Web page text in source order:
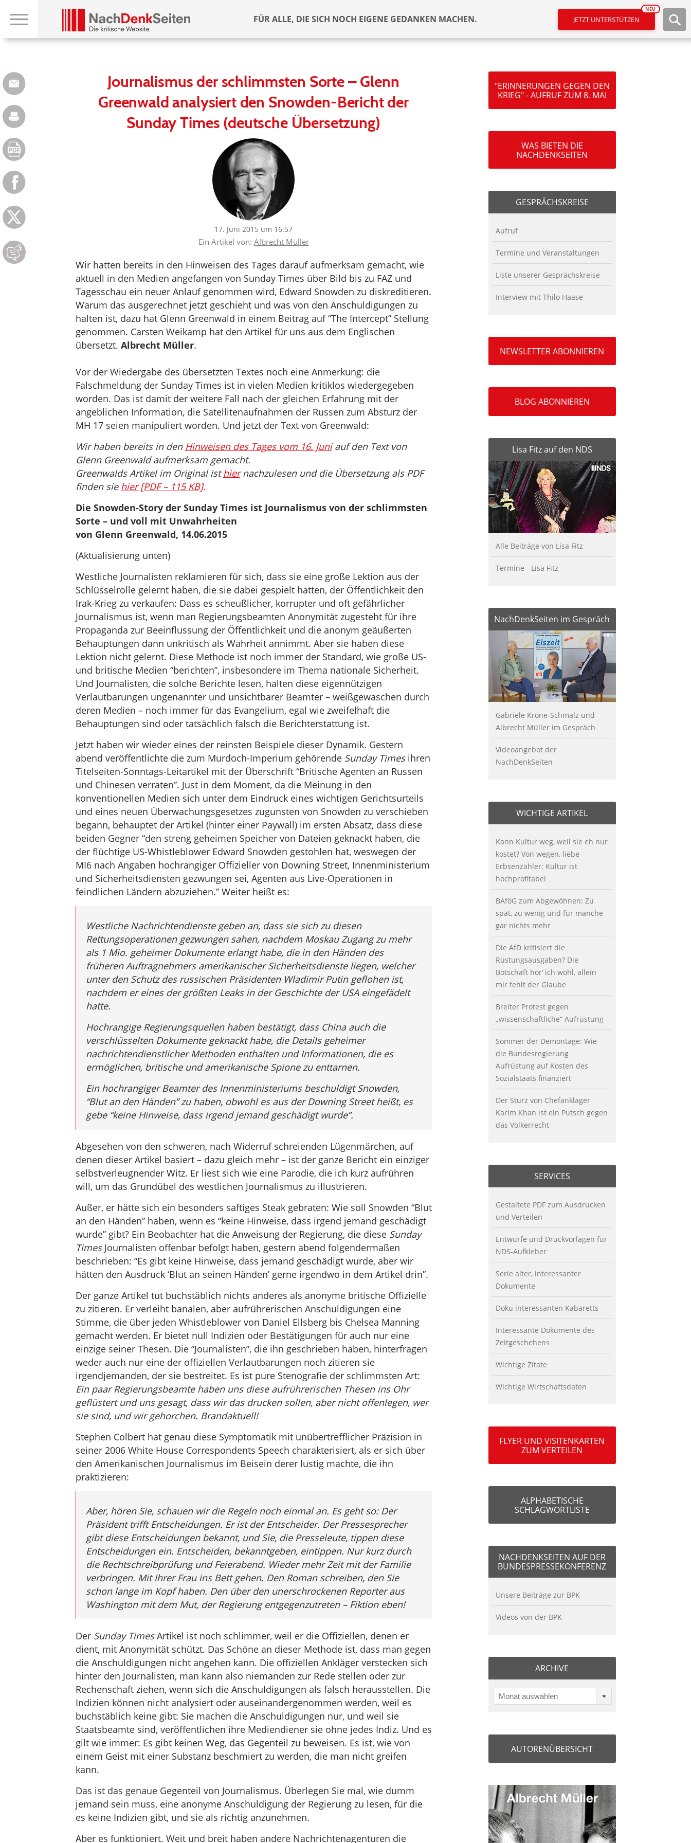
FÜR ALLE, DIE SICH NOCH EIGENE GEDANKEN MACHEN. JETZT UNTERSTÜTZEN
NEU
Journalismus der schlimmsten Sorte – Glenn
Greenwald analysiert den Snowden-Bericht der
Sunday Times (deutsche Übersetzung)
17. Juni 2015 um 16:57
Ein Artikel von: Albrecht Müller
Wir hatten bereits in den Hinweisen des Tages darauf aufmerksam gemacht, wie
aktuell in den Medien angefangen von Sunday Times über Bild bis zu FAZ und
Tagesschau ein neuer Anlauf genommen wird, Edward Snowden zu diskreditieren.
Warum das ausgerechnet jetzt geschieht und was von den Anschuldigungen zu
halten ist, dazu hat Glenn Greenwald in einem Beitrag auf “The Intercept” Stellung
genommen. Carsten Weikamp hat den Artikel für uns aus dem Englischen
übersetzt. Albrecht Müller.
Vor der Wiedergabe des übersetzten Textes noch eine Anmerkung: die
Falschmeldung der Sunday Times ist in vielen Medien kritiklos wiedergegeben
worden. Das ist damit der weitere Fall nach der gleichen Erfahrung mit der
angeblichen Information, die Satellitenaufnahmen der Russen zum Absturz der
MH 17 seien manipuliert worden. Und jetzt der Text von Greenwald:
Wir haben bereits in den Hinweisen des Tages vom 16. Juniauf den Text von
Glenn Greenwald aufmerksam gemacht.
Greenwalds Artikel im Original isthiernachzulesen und die Übersetzung als PDF
finden sie hier [PDF – 115 KB].
Die Snowden-Story der Sunday Times ist Journalismus von der schlimmsten
Sorte – und voll mit Unwahrheiten
von Glenn Greenwald, 14.06.2015
(Aktualisierung unten)
Westliche Journalisten reklamieren für sich, dass sie eine große Lektion aus der
Schlüsselrolle gelernt haben, die sie dabei gespielt hatten, der Öffentlichkeit den
Irak-Krieg zu verkaufen: Dass es scheußlicher, korrupter und oft gefährlicher
Journalismus ist, wenn man Regierungsbeamten Anonymität zugesteht für ihre
Propaganda zur Beeinflussung der Öffentlichkeit und die anonym geäußerten
Behauptungen dann unkritisch als Wahrheit annimmt. Aber sie haben diese
Lektion nicht gelernt. Diese Methode ist noch immer der Standard, wie große US-
und britische Medien “berichten”, insbesondere im Thema nationale Sicherheit.
Und Journalisten, die solche Berichte lesen, halten diese eigennützigen
Verlautbarungen ungenannter und unsichtbarer Beamter – weißgewaschen durch
deren Medien – noch immer für das Evangelium, egal wie zweifelhaft die
Behauptungen sind oder tatsächlich falsch die Berichterstattung ist.
Jetzt haben wir wieder eines der reinsten Beispiele dieser Dynamik. Gestern
abend veröffentlichte die zum Murdoch-Imperium gehörende Sunday Timesihren
Titelseiten-Sonntags-Leitartikel mit der Überschrift “Britische Agenten an Russen
und Chinesen verraten”. Just in dem Moment, da die Meinung in den
konventionellen Medien sich unter dem Eindruck eines wichtigen Gerichtsurteils
und eines neuen Überwachungsgesetzes zugunsten von Snowden zu verschieben
begann, behauptet der Artikel (hinter einer Paywall) im ersten Absatz, dass diese
beiden Gegner “den streng geheimen Speicher von Dateien geknackt haben, die
der flüchtige US-Whistleblower Edward Snowden gestohlen hat, weswegen der
MI6 nach Angaben hochrangiger Offizieller von Downing Street, Innenministerium
und Sicherheitsdiensten gezwungen sei, Agenten aus Live-Operationen in
feindlichen Ländern abzuziehen.” Weiter heißt es:
Westliche Nachrichtendienste geben an, dass sie sich zu diesen
Rettungsoperationen gezwungen sahen, nachdem Moskau Zugang zu mehr
als 1 Mio. geheimer Dokumente erlangt habe, die in den Händen des
früheren Auftragnehmers amerikanischer Sicherheitsdienste liegen, welcher
unter den Schutz des russischen Präsidenten Wladimir Putin geflohen ist,
nachdem er eines der größten Leaks in der Geschichte der USA eingefädelt
hatte.
Hochrangige Regierungsquellen haben bestätigt, dass China auch die
verschlüsselten Dokumente geknackt habe, die Details geheimer
nachrichtendienstlicher Methoden enthalten und Informationen, die es
ermöglichen, britische und amerikanische Spione zu enttarnen.
Ein hochrangiger Beamter des Innenministeriums beschuldigt Snowden,
“Blut an den Händen” zu haben, obwohl es aus der Downing Street heißt, es
gebe “keine Hinweise, dass irgend jemand geschädigt wurde”.
Abgesehen von den schweren, nach Widerruf schreienden Lügenmärchen, auf
denen dieser Artikel basiert – dazu gleich mehr – ist der ganze Bericht ein einziger
selbstverleugnender Witz. Er liest sich wie eine Parodie, die ich kurz aufrühren
will, um das Grundübel des westlichen Journalismus zu illustrieren.
Außer, er hätte sich ein besonders saftiges Steak gebraten: Wie soll Snowden “Blut
an den Händen” haben, wenn es “keine Hinweise, dass irgend jemand geschädigt
wurde” gibt? Ein Beobachter hat die Anweisung der Regierung, die diese Sunday
TimesJournalisten offenbar befolgt haben, gestern abend folgendermaßen
beschrieben: “Es gibt keine Hinweise, dass jemand geschädigt wurde, aber wir
hätten den Ausdruck ‘Blut an seinen Händen’ gerne irgendwo in dem Artikel drin”.
Der ganze Artikel tut buchstäblich nichts anderes als anonyme britische Offizielle
zu zitieren. Er verleiht banalen, aber aufrührerischen Anschuldigungen eine
Stimme, die über jeden Whistleblower von Daniel Ellsberg bis Chelsea Manning
gemacht werden. Er bietet null Indizien oder Bestätigungen für auch nur eine
einzige seiner Thesen. Die “Journalisten”, die ihn geschrieben haben, hinterfragen
weder auch nur eine der offiziellen Verlautbarungen noch zitieren sie
irgendjemanden, der sie bestreitet. Es ist pure Stenografie der schlimmsten Art:
Ein paar Regierungsbeamte haben uns diese aufrührerischen Thesen ins Ohr
geflüstert und uns gesagt, dass wir das drucken sollen, aber nicht offenlegen, wer
sie sind, und wir gehorchen. Brandaktuell!
Stephen Colbert hat genau diese Symptomatik mit unübertrefflicher Präzision in
seiner 2006 White House Correspondents Speech charakterisiert, als er sich über
den Amerikanischen Journalismus im Beisein derer lustig machte, die ihn
praktizieren:
Aber, hören Sie, schauen wir die Regeln noch einmal an. Es geht so: Der
Präsident trifft Entscheidungen. Er ist der Entscheider. Der Pressesprecher
gibt diese Entscheidungen bekannt, und Sie, die Presseleute, tippen diese
Entscheidungen ein. Entscheiden, bekanntgeben, eintippen. Nur kurz durch
die Rechtschreibprüfung und Feierabend. Wieder mehr Zeit mit der Familie
verbringen. Mit Ihrer Frau ins Bett gehen. Den Roman schreiben, den Sie
schon lange im Kopf haben. Den über den unerschrockenen Reporter aus
Washington mit dem Mut, der Regierung entgegenzutreten – Fiktion eben!
Der Sunday TimesArtikel ist noch schlimmer, weil er die Offiziellen, denen er
dient, mit Anonymität schützt. Das Schöne an dieser Methode ist, dass man gegen
die Anschuldigungen nicht angehen kann. Die offiziellen Ankläger verstecken sich
hinter den Journalisten, man kann also niemanden zur Rede stellen oder zur
Rechenschaft ziehen, wenn sich die Anschuldigungen als falsch herausstellen. Die
Indizien können nicht analysiert oder auseinandergenommen werden, weil es
buchstäblich keine gibt: Sie machen die Anschuldigungen nur, und weil sie
Staatsbeamte sind, veröffentlichen ihre Mediendiener sie ohne jedes Indiz. Und es
gilt wie immer: Es gibt keinen Weg, das Gegenteil zu beweisen. Es ist, wie von
einem Geist mit einer Substanz beschmiert zu werden, die man nicht greifen
kann.
Das ist das genaue Gegenteil von Journalismus. Überlegen Sie mal, wie dumm
jemand sein muss, eine anonyme Anschuldigung der Regierung zu lesen, für die
es keine Indizien gibt, und sie als richtig anzunehmen.
Aber es funktioniert. Weit und breit haben andere Nachrichtenagenturen die
"ERINNERUNGEN GEGEN DEN
KRIEG" - AUFRUF ZUM 8. MAI
WAS BIETEN DIE
NACHDENKSEITEN
GESPRÄCHSKREISE
Aufruf
Termine und Veranstaltungen
Liste unserer Gesprächskreise
Interview mit Thilo Haase
NEWSLETTER ABONNIEREN
BLOG ABONNIEREN
Lisa Fitz auf den NDS
Alle Beiträge von Lisa Fitz
Termine - Lisa Fitz
NachDenkSeiten im Gespräch
Gabriele Krone-Schmalz und
Albrecht Müller im Gespräch
Videoangebot der
NachDenkSeiten
WICHTIGE ARTIKEL
Kann Kultur weg, weil sie eh nur
kostet? Von wegen, liebe
Erbsenzähler: Kultur ist
hochprofitabel
BAföG zum Abgewöhnen: Zu
spät, zu wenig und für manche
gar nichts mehr
Die AfD kritisiert die
Rüstungsausgaben? Die
Botschaft hör’ ich wohl, allein
mir fehlt der Glaube
Breiter Protest gegen
„wissenschaftliche“ Aufrüstung
Sommer der Demontage: Wie
die Bundesregierung
Aufrüstung auf Kosten des
Sozialstaats finanziert
Der Sturz von Chefankläger
Karim Khan ist ein Putsch gegen
das Völkerrecht
SERVICES
Gestaltete PDF zum Ausdrucken
und Verteilen
Entwürfe und Druckvorlagen für
NDS-Aufkleber
Serie alter, interessanter
Dokumente
Doku interessanten Kabaretts
Interessante Dokumente des
Zeitgeschehens
Wichtige Zitate
Wichtige Wirtschaftsdaten
FLYER UND VISITENKARTEN
ZUM VERTEILEN
ALPHABETISCHE
SCHLAGWORTLISTE
NACHDENKSEITEN AUF DER
BUNDESPRESSEKONFERENZ
Unsere Beiträge zur BPK
Videos von der BPK
ARCHIVE
Monat auswählen
AUTORENÜBERSICHT